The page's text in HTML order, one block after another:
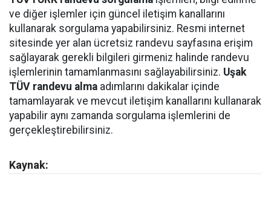
ve diğer işlemler için güncel iletişim kanallarını
kullanarak sorgulama yapabilirsiniz. Resmi internet
sitesinde yer alan ücretsiz randevu sayfasına erişim
sağlayarak gerekli bilgileri girmeniz halinde randevu
işlemlerinin tamamlanmasını sağlayabilirsiniz. Uşak
TÜV randevu alma adımlarını dakikalar içinde
tamamlayarak ve mevcut iletişim kanallarını kullanarak
yapabilir aynı zamanda sorgulama işlemlerini de
gerçekleştirebilirsiniz.
Kaynak: